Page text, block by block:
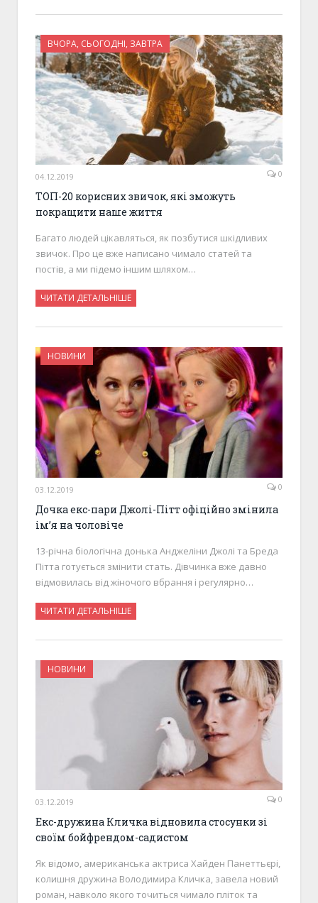
ВЧОРА, СЬОГОДНІ, ЗАВТРА
04.12.2019 0
ТОП-20 корисних звичок, які зможуть
покращити наше життя
Багато людей цікавляться, як позбутися шкідливих
звичок. Про це вже написано чимало статей та
постів, а ми підемо іншим шляхом…
ЧИТАТИ ДЕТАЛЬНІШЕ
НОВИНИ
03.12.2019 0
Дочка екс-пари Джолі-Пітт офіційно змінила
ім’я на чоловіче
13-річна біологічна донька Анджеліни Джолі та Бреда
Пітта готується змінити стать. Дівчинка вже давно
відмовилась від жіночого вбрання і регулярно…
ЧИТАТИ ДЕТАЛЬНІШЕ
НОВИНИ
03.12.2019 0
Екс-дружина Кличка відновила стосунки зі
своїм бойфрендом-садистом
Як відомо, американська актриса Хайден Панеттьєрі,
колишня дружина Володимира Кличка, завела новий
роман, навколо якого точиться чимало пліток та